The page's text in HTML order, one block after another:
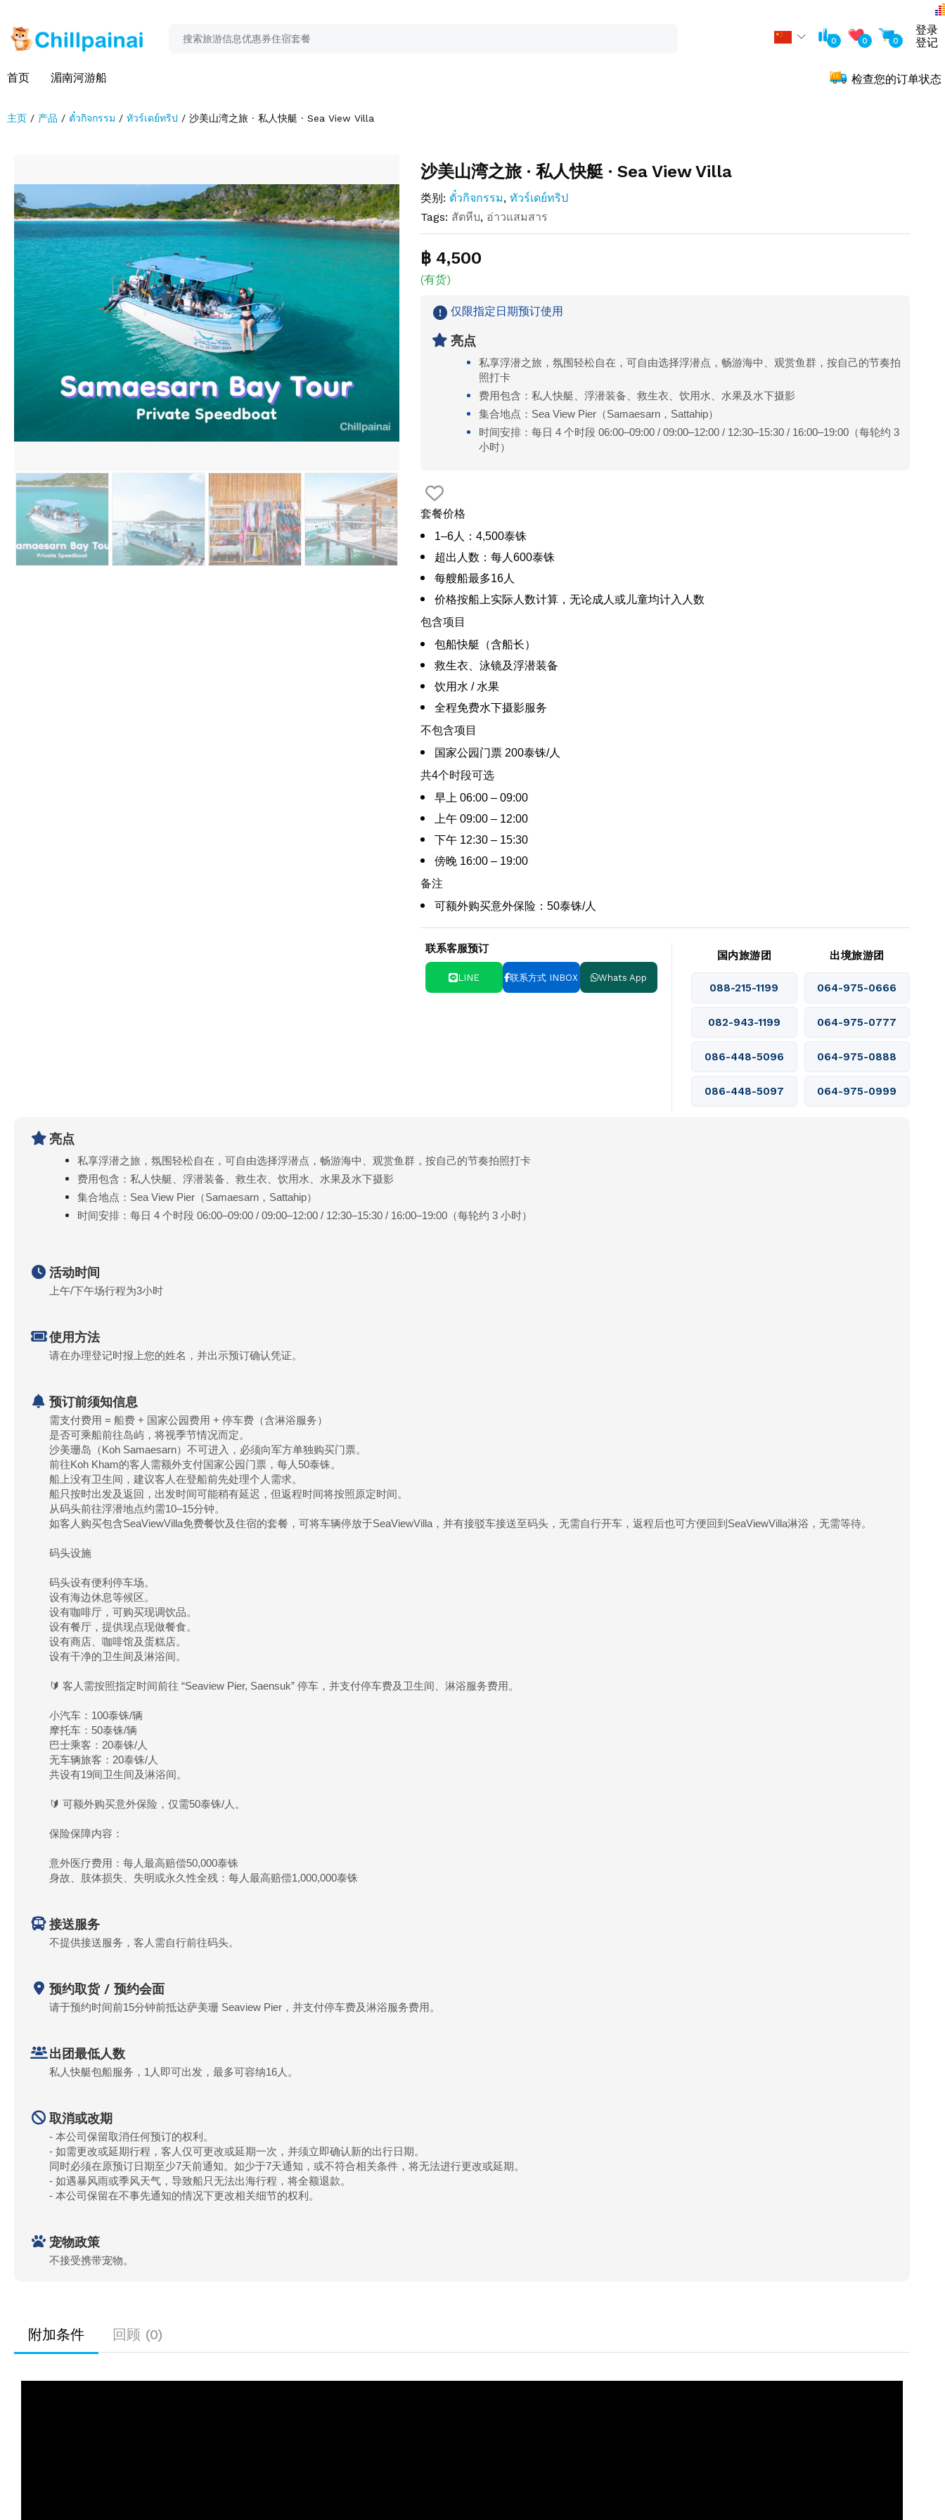
0 0 0
登录
登记
首页 湄南河游船 检查您的订单状态
主页 产品 ตั๋วกิจกรรม ทัวร์เดย์ทริป 沙美山湾之旅 · 私人快艇 · Sea View Villa
沙美山湾之旅 · 私人快艇 · Sea View Villa
类别: ตั๋วกิจกรรม, ทัวร์เดย์ทริป
Tags: สัตหีบ, อ่าวแสมสาร
฿ 4,500
(有货)
仅限指定日期预订使用
亮点
私享浮潜之旅，氛围轻松自在，可自由选择浮潜点，畅游海中、观赏鱼群，按自己的节奏拍
照打卡
费用包含：私人快艇、浮潜装备、救生衣、饮用水、水果及水下摄影
集合地点：Sea View Pier（Samaesarn，Sattahip）
时间安排：每日 4 个时段 06:00–09:00 / 09:00–12:00 / 12:30–15:30 / 16:00–19:00（每轮约 3
小时）
套餐价格
1–6人：4,500泰铢
超出人数：每人600泰铢
每艘船最多16人
价格按船上实际人数计算，无论成人或儿童均计入人数
包含项目
包船快艇（含船长）
救生衣、泳镜及浮潜装备
饮用水 / 水果
全程免费水下摄影服务
不包含项目
国家公园门票 200泰铢/人
共4个时段可选
早上 06:00 – 09:00
上午 09:00 – 12:00
下午 12:30 – 15:30
傍晚 16:00 – 19:00
备注
可额外购买意外保险：50泰铢/人
联系客服预订
LINE 联系方式 INBOX Whats App
国内旅游团 出境旅游团
088-215-1199 064-975-0666
082-943-1199 064-975-0777
086-448-5096 064-975-0888
086-448-5097 064-975-0999
亮点
私享浮潜之旅，氛围轻松自在，可自由选择浮潜点，畅游海中、观赏鱼群，按自己的节奏拍照打卡
费用包含：私人快艇、浮潜装备、救生衣、饮用水、水果及水下摄影
集合地点：Sea View Pier（Samaesarn，Sattahip）
时间安排：每日 4 个时段 06:00–09:00 / 09:00–12:00 / 12:30–15:30 / 16:00–19:00（每轮约 3 小时）
活动时间
上午/下午场行程为3小时
使用方法
请在办理登记时报上您的姓名，并出示预订确认凭证。
预订前须知信息
需支付费用 = 船费 + 国家公园费用 + 停车费（含淋浴服务）
是否可乘船前往岛屿，将视季节情况而定。
沙美珊岛（Koh Samaesarn）不可进入，必须向军方单独购买门票。
前往Koh Kham的客人需额外支付国家公园门票，每人50泰铢。
船上没有卫生间，建议客人在登船前先处理个人需求。
船只按时出发及返回，出发时间可能稍有延迟，但返程时间将按照原定时间。
从码头前往浮潜地点约需10–15分钟。
如客人购买包含SeaViewVilla免费餐饮及住宿的套餐，可将车辆停放于SeaViewVilla，并有接驳车接送至码头，无需自行开车，返程后也可方便回到SeaViewVilla淋浴，无需等待。
码头设施
码头设有便利停车场。
设有海边休息等候区。
设有咖啡厅，可购买现调饮品。
设有餐厅，提供现点现做餐食。
设有商店、咖啡馆及蛋糕店。
设有干净的卫生间及淋浴间。
🔰 客人需按照指定时间前往 “Seaview Pier, Saensuk” 停车，并支付停车费及卫生间、淋浴服务费用。
小汽车：100泰铢/辆
摩托车：50泰铢/辆
巴士乘客：20泰铢/人
无车辆旅客：20泰铢/人
共设有19间卫生间及淋浴间。
🔰 可额外购买意外保险，仅需50泰铢/人。
保险保障内容：
意外医疗费用：每人最高赔偿50,000泰铢
身故、肢体损失、失明或永久性全残：每人最高赔偿1,000,000泰铢
接送服务
不提供接送服务，客人需自行前往码头。
预约取货 / 预约会面
请于预约时间前15分钟前抵达萨美珊 Seaview Pier，并支付停车费及淋浴服务费用。
出团最低人数
私人快艇包船服务，1人即可出发，最多可容纳16人。
取消或改期
- 本公司保留取消任何预订的权利。
- 如需更改或延期行程，客人仅可更改或延期一次，并须立即确认新的出行日期。
同时必须在原预订日期至少7天前通知。如少于7天通知，或不符合相关条件，将无法进行更改或延期。
- 如遇暴风雨或季风天气，导致船只无法出海行程，将全额退款。
- 本公司保留在不事先通知的情况下更改相关细节的权利。
宠物政策
不接受携带宠物。
附加条件 回顾 (0)